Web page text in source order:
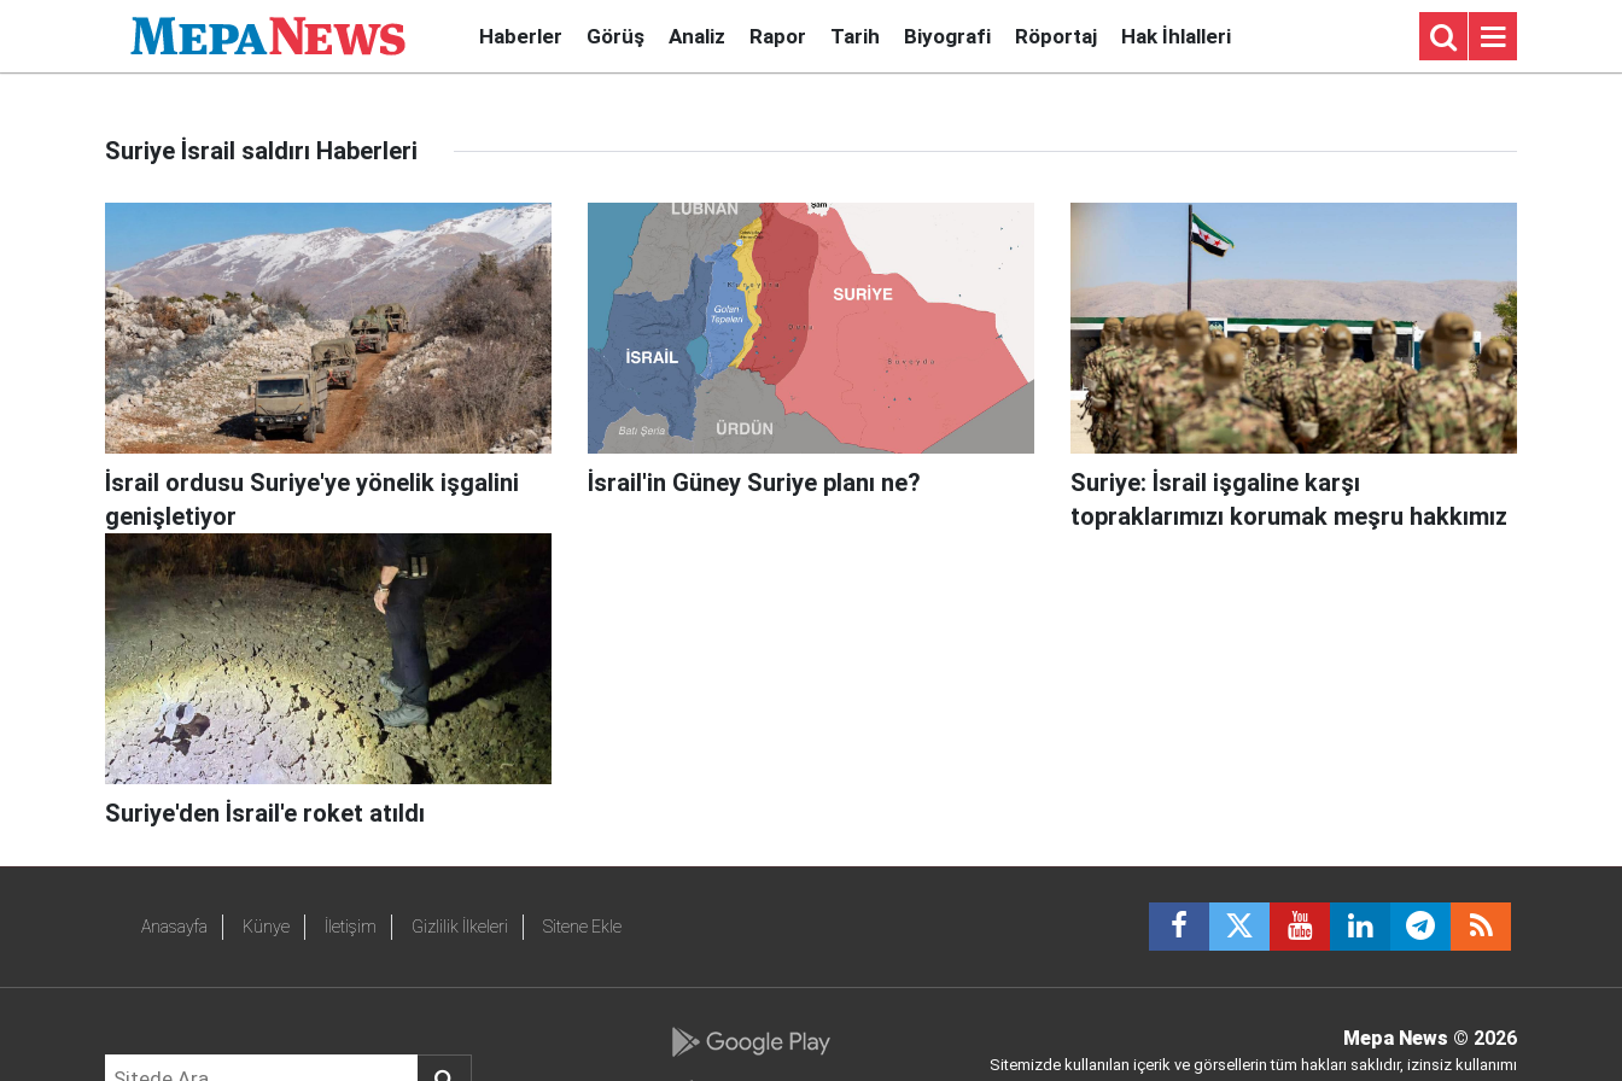
Haberler Görüş Analiz Rapor Tarih Biyografi Röportaj Hak İhlalleri
Suriye İsrail saldırı Haberleri
İsrail ordusu Suriye'ye yönelik işgalini
genişletiyor
İsrail'in Güney Suriye planı ne?
Suriye: İsrail işgaline karşı
topraklarımızı korumak meşru hakkımız
Suriye'den İsrail'e roket atıldı
Anasayfa Künye İletişim Gizlilik İlkeleri Sitene Ekle
Mepa News © 2026
Sitemizde kullanılan içerik ve görsellerin tüm hakları saklıdır, izinsiz kullanımı